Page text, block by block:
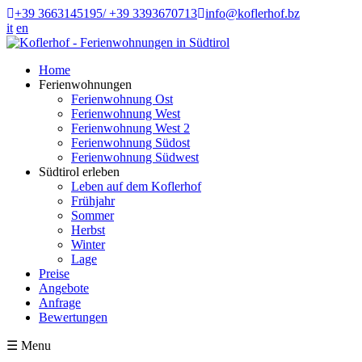
+39 3663145195/ +39 3393670713 info@koflerhof.bz
it en
Home
Ferienwohnungen
Ferienwohnung Ost
Ferienwohnung West
Ferienwohnung West 2
Ferienwohnung Südost
Ferienwohnung Südwest
Südtirol erleben
Leben auf dem Koflerhof
Frühjahr
Sommer
Herbst
Winter
Lage
Preise
Angebote
Anfrage
Bewertungen
☰ Menu